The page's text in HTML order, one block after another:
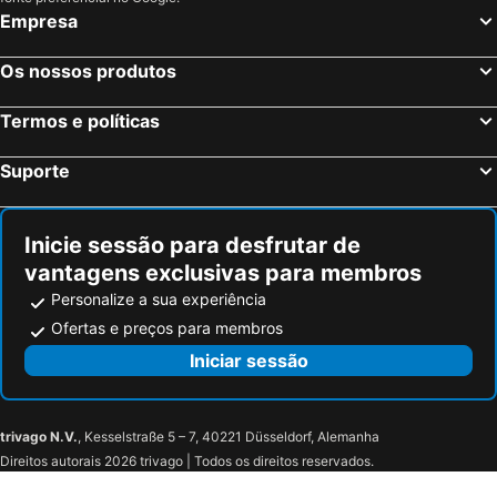
Roma, Lazio Hotéis
Bolonha, Emília-Romanha Hotéis
Verona, Veneto Hotéis
Cagliari, Sardenha Hotéis
Empresa
Os nossos produtos
Termos e políticas
Suporte
Inicie sessão para desfrutar de
vantagens exclusivas para membros
Personalize a sua experiência
Ofertas e preços para membros
Iniciar sessão
trivago N.V., Kesselstraße 5 – 7, 40221 Düsseldorf, Alemanha
Direitos autorais 2026 trivago | Todos os direitos reservados.